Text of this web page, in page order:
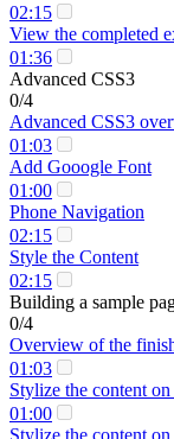
02:15
View the completed
01:36
Advanced CSS3
0/4
Advanced CSS3
01:03
Add Gooogle Font
01:00
Phone Navigation
02:15
Style the Content
02:15
Building a sample
0/4
Overview of the
01:03
Stylize the content
01:00
Stylize the content